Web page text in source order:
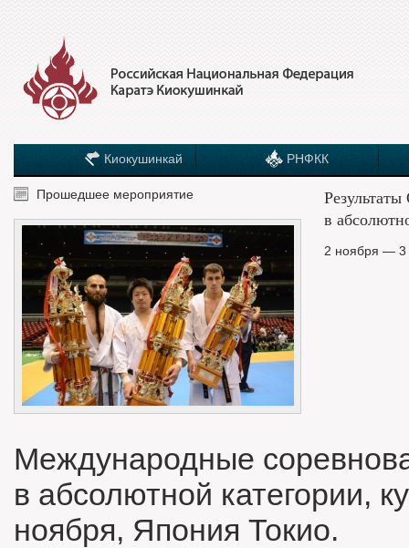
Киокушинкай РНФКК
Прошедшее мероприятие
в
2 ноября — 3
Международные
в абсолютной категории,
ноября, Япония Токио.